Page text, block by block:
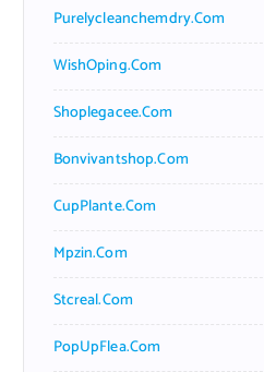
Purelycleanchemdry.com
WishOping.com
Shoplegacee.com
Bonvivantshop.com
CupPlante.com
Mpzin.com
Stcreal.com
PopUpFlea.com